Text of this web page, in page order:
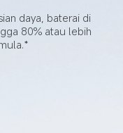
daya, baterai di
80% atau lebih